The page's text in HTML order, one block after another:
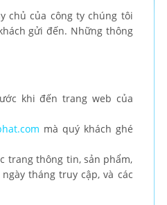
chủ của công ty chúng tôi
gửi đến. Những thông
khi đến trang web của
mà quý khách ghé
trang thông tin, sản phẩm,
tháng truy cập, và các